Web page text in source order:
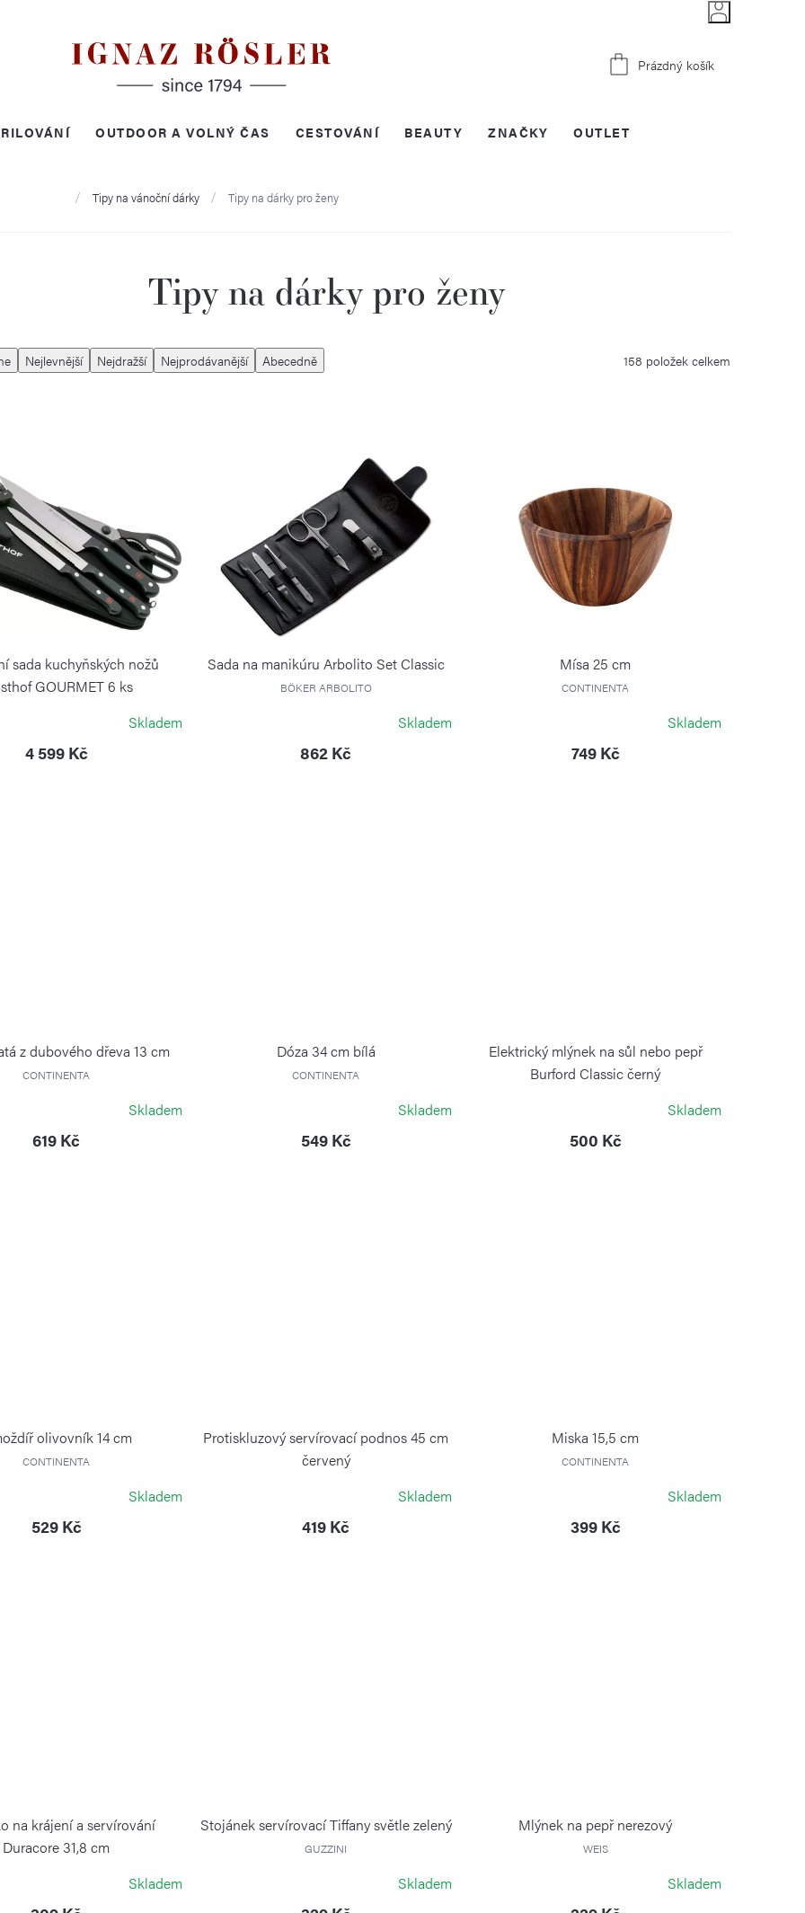
Nákupní
Prázdný košík
OUTDOOR A VOLNÝ ČAS CESTOVÁNÍ BEAUTY OUTLET
ZNAČKY
DomůTipy na vánoční dárky Tipy na dárky pro ženy
Tipy na dárky pro ženy
Nejlevnější Nejdražší Nejprodávanější Abecedně 158 položek celkem
sada kuchyňských nožů
GOURMET 6 ks
Skladem
4 599 Kč
Sada na manikúru Arbolito Set Classic
BÖKER ARBOLITO
Skladem
862 Kč
Mísa 25 cm
CONTINENTA
Skladem
749 Kč
z dubového dřeva 13 cm
CONTINENTA
Skladem
619 Kč
Dóza 34 cm bílá
CONTINENTA
Skladem
549 Kč
Elektrický mlýnek na sůl nebo pepř
Burford Classic černý
Skladem
500 Kč
olivovník 14 cm
CONTINENTA
Skladem
529 Kč
Protiskluzový servírovací podnos 45 cm
červený
Skladem
419 Kč
Miska 15,5 cm
CONTINENTA
Skladem
399 Kč
na krájení a servírování
Duracore 31,8 cm
Skladem
Stojánek servírovací Tiffany světle zelený
GUZZINI
Skladem
Mlýnek na pepř nerezový
WEIS
Skladem